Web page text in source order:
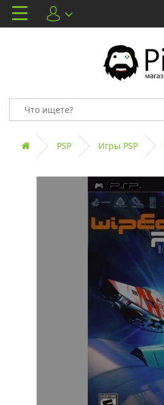
PSP Игры PSP